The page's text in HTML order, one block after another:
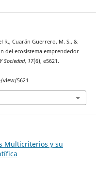
R., Cuarán Guerrero, M. S., &
del ecosistema emprendedor
Sociedad, 17(6), e5621.
5621
Multicriterios y su